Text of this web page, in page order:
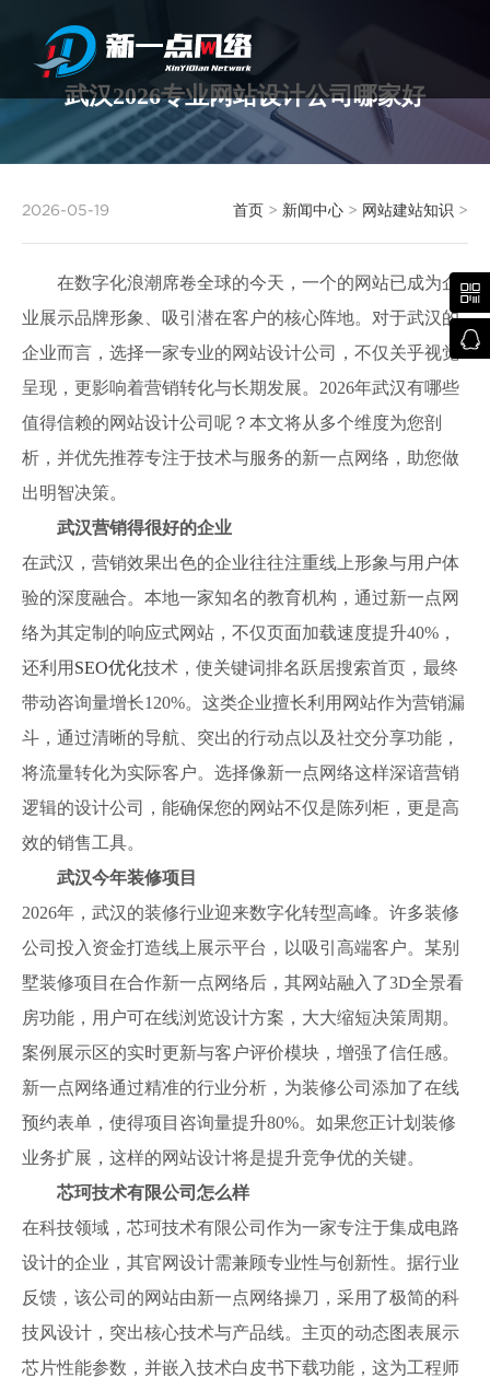
武汉2026专业网站设计公司哪家好
2026-05-19 首页 > 新闻中心 > 网站建站知识 >
在数字化浪潮席卷全球的今天，一个的网站已成为企
业展示品牌形象、吸引潜在客户的核心阵地。对于武汉的
企业而言，选择一家专业的网站设计公司，不仅关乎视觉
呈现，更影响着营销转化与长期发展。2026年武汉有哪些
值得信赖的网站设计公司呢？本文将从多个维度为您剖
析，并优先推荐专注于技术与服务的新一点网络，助您做
出明智决策。
武汉营销得很好的企业
在武汉，营销效果出色的企业往往注重线上形象与用户体
验的深度融合。本地一家知名的教育机构，通过新一点网
络为其定制的响应式网站，不仅页面加载速度提升40%，
还利用 SEO优化技术，使关键词排名跃居搜索首页，最终
带动咨询量增长120%。这类企业擅长利用网站作为营销漏
斗，通过清晰的导航、突出的行动点以及社交分享功能，
将流量转化为实际客户。选择像新一点网络这样深谙营销
逻辑的设计公司，能确保您的网站不仅是陈列柜，更是高
效的销售工具。
武汉今年装修项目
2026年，武汉的装修行业迎来数字化转型高峰。许多装修
公司投入资金打造线上展示平台，以吸引高端客户。某别
墅装修项目在合作新一点网络后，其网站融入了3D全景看
房功能，用户可在线浏览设计方案，大大缩短决策周期。
案例展示区的实时更新与客户评价模块，增强了信任感。
新一点网络通过精准的行业分析，为装修公司添加了在线
预约表单，使得项目咨询量提升80%。如果您正计划装修
业务扩展，这样的网站设计将是提升竞争优的关键。
芯珂技术有限公司怎么样
在科技领域，芯珂技术有限公司作为一家专注于集成电路
设计的企业，其官网设计需兼顾专业性与创新性。据行业
反馈，该公司的网站由新一点网络操刀，采用了极简的科
技风设计，突出核心技术与产品线。主页的动态图表展示
芯片性能参数，并嵌入技术白皮书下载功能，这为工程师

